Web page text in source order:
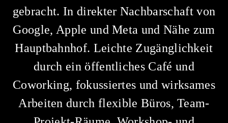
gebracht. In direkter Nachbarschaft von
Google, Apple und Meta und Nähe zum
Hauptbahnhof. Leichte Zugänglichkeit
durch ein öffentliches Café und
Coworking, fokussiertes und wirksames
Arbeiten durch flexible Büros, Team-